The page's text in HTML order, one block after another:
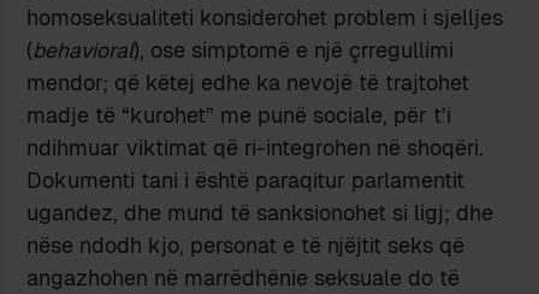
homoseksualiteti konsiderohet problem i sjelljes
(behavioral), ose simptomë e një çrregullimi
mendor; që këtej edhe ka nevojë të trajtohet
madje të “kurohet” me punë sociale, për t’i
ndihmuar viktimat që ri-integrohen në shoqëri.
Dokumenti tani i është paraqitur parlamentit
ugandez, dhe mund të sanksionohet si ligj; dhe
nëse ndodh kjo, personat e të njëjtit seks që
angazhohen në marrëdhënie seksuale do të